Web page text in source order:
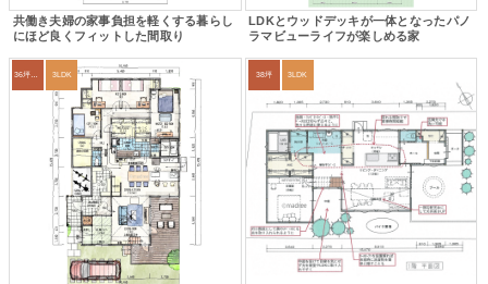
共働き夫婦の家事負担を軽くする暮らし
にほど良くフィットした間取り
LDKとウッドデッキが一体となったパノ
ラマビューライフが楽しめる家
36坪～39坪 3LDK 38坪 3LDK